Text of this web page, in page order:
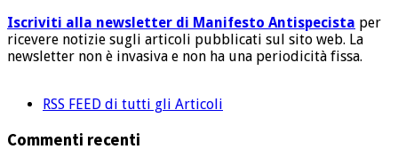
Iscriviti alla newsletter di Manifesto Antispecista per
ricevere notizie sugli articoli pubblicati sul sito web. La
newsletter non è invasiva e non ha una periodicità fissa.
RSS FEED di tutti gli Articoli
Commenti recenti